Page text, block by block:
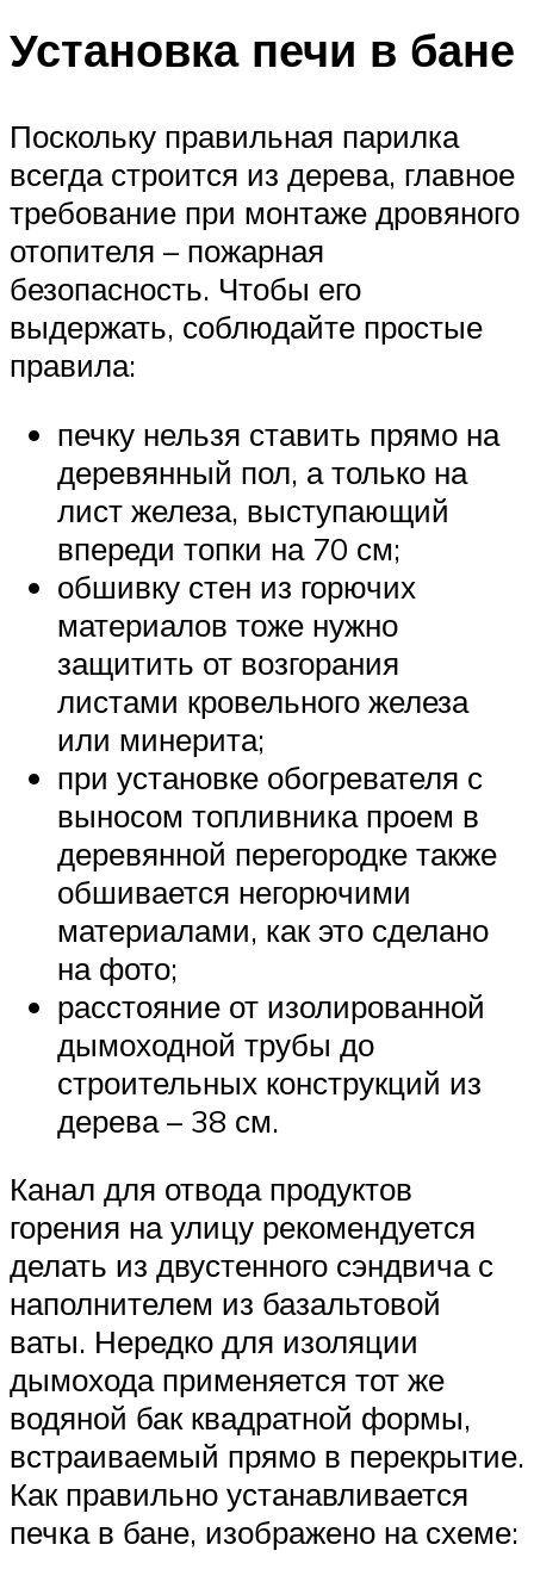
Установка печи в бане
Поскольку правильная парилка
всегда строится из дерева, главное
требование при монтаже дровяного
отопителя – пожарная
безопасность. Чтобы его
выдержать, соблюдайте простые
правила:
печку нельзя ставить прямо на
деревянный пол, а только на
лист железа, выступающий
впереди топки на 70 см;
обшивку стен из горючих
материалов тоже нужно
защитить от возгорания
листами кровельного железа
или минерита;
при установке обогревателя с
выносом топливника проем в
деревянной перегородке также
обшивается негорючими
материалами, как это сделано
на фото;
расстояние от изолированной
дымоходной трубы до
строительных конструкций из
дерева – 38 см.
Канал для отвода продуктов
горения на улицу рекомендуется
делать из двустенного сэндвича с
наполнителем из базальтовой
ваты. Нередко для изоляции
дымохода применяется тот же
водяной бак квадратной формы,
встраиваемый прямо в перекрытие.
Как правильно устанавливается
печка в бане, изображено на схеме: